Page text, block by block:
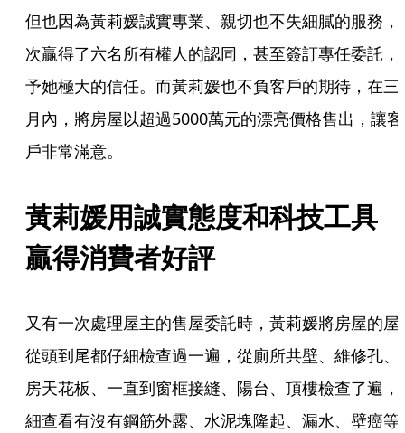
但也因為黃莉媛誠實專業、親切也不失細膩的服務，
次贏得了六名所有權人的認同，甚至簽訂專任委託，
予她極大的信任。而黃莉媛也不負客戶的期待，在三
月內，將房屋以超過5000萬元的漂亮價格售出，讓客
戶非常滿意。
黃莉媛用誠實態度和科技工具
贏得消費者好評
又有一次處理屋主的售屋委託時，黃莉媛將房屋的屋
從頭到尾都仔細檢查過一遍，從廁所共壁、維修孔、
房天花板、一直到窗框接縫、陽台、頂樓檢查了遍，
細查看有沒有鋼筋外露、水泥塊隆起、漏水、壁癌等